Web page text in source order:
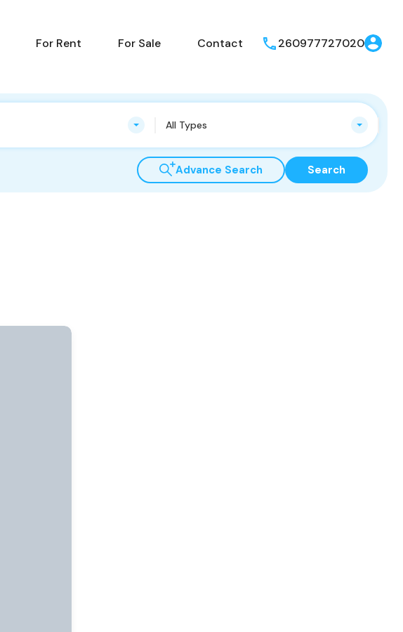
Properties For Rent For Sale Contact
For Rent For Sale Contact 260977727020
All Types
Advance Search Search